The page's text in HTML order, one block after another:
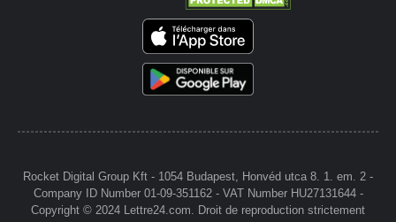
Rocket Digital Group Kft - 1054 Budapest, Honvéd utca 8. 1. em. 2 -
Company ID Number 01-09-351162 - VAT Number HU27131644 -
Copyright © 2024 Lettre24.com. Droit de reproduction strictement